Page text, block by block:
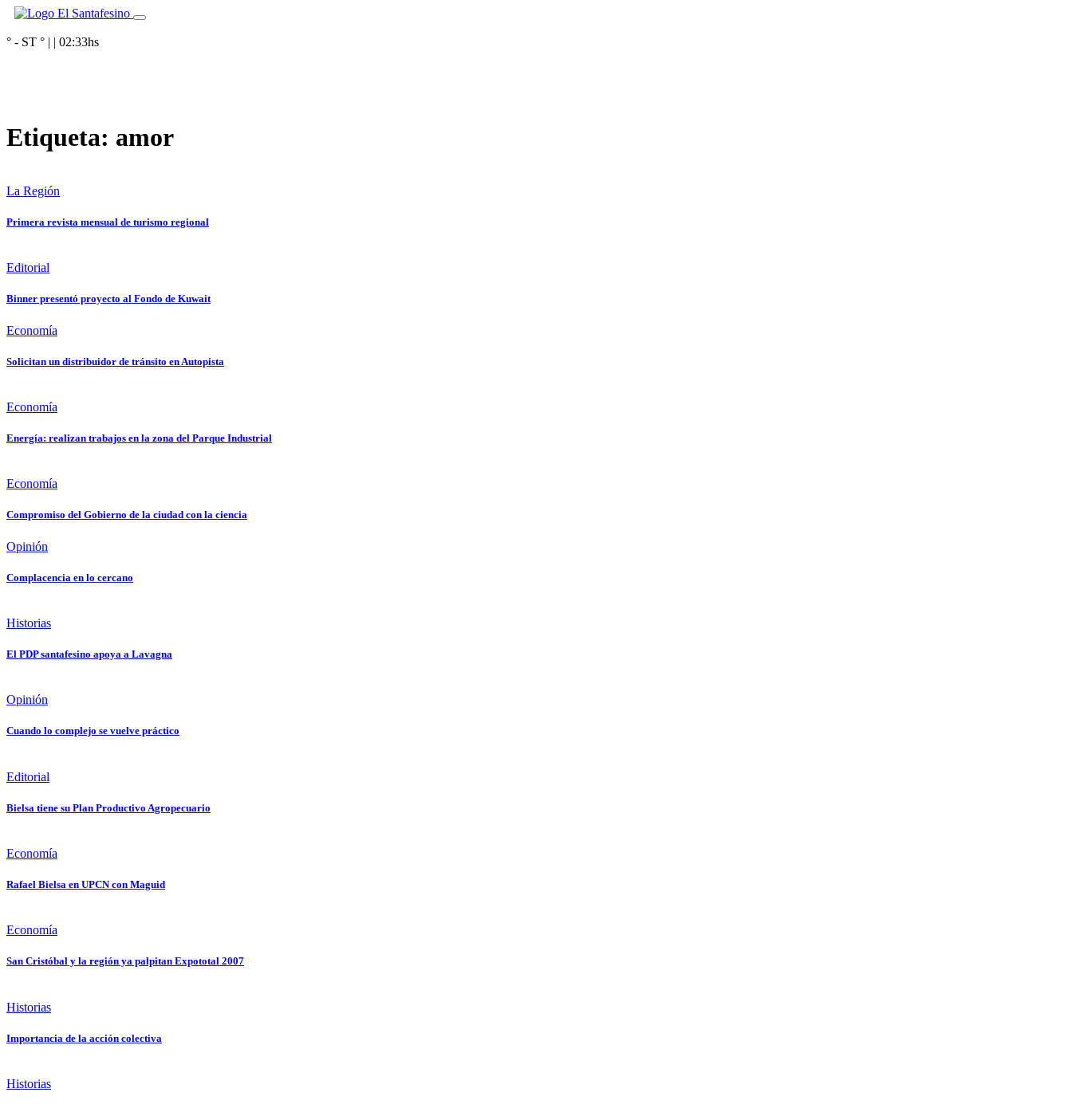
° - ST ° | | 02:33hs
Etiqueta: amor
La Región
Primera revista mensual de turismo regional
Editorial
Binner presentó proyecto al Fondo de Kuwait
Economía
Solicitan un distribuidor de tránsito en Autopista
Economía
Energía: realizan trabajos en la zona del Parque Industrial
Economía
Compromiso del Gobierno de la ciudad con la ciencia
Opinión
Complacencia en lo cercano
Historias
El PDP santafesino apoya a Lavagna
Opinión
Cuando lo complejo se vuelve práctico
Editorial
Bielsa tiene su Plan Productivo Agropecuario
Economía
Rafael Bielsa en UPCN con Maguid
Economía
San Cristóbal y la región ya palpitan Expototal 2007
Historias
Importancia de la acción colectiva
Historias